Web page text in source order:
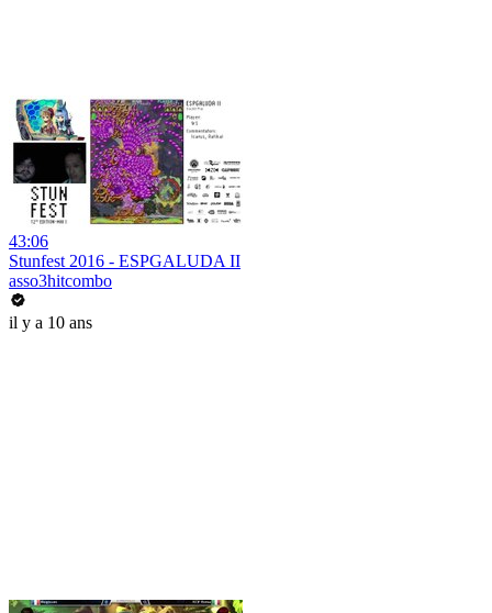
43:06
Stunfest 2016 - ESPGALUDA II
asso3hitcombo
il y a 10 ans